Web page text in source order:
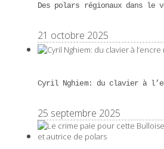
Des polars régionaux dans le
21 octobre 2025
Cyril Nghiem: du clavier à
25 septembre 2025